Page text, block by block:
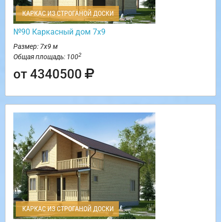
КАРКАС ИЗ СТРОГАНОЙ ДОСКИ
№90 Каркасный дом 7х9
Размер: 7х9 м
Общая площадь: 1002
от 4340500
КАРКАС ИЗ СТРОГАНОЙ ДОСКИ